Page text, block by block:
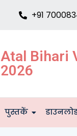
+91
Atal Bihari
2026
पुस्तकें